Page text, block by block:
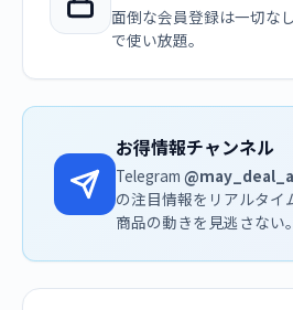
面倒な会員登録は一切な
で使い放題。
お得情報チャンネル
Telegram
の注目情報をリアルタイ
商品の動きを見逃さない。